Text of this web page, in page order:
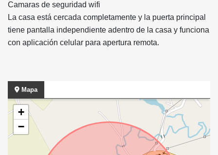
Camaras de seguridad wifi
La casa está cercada completamente y la puerta principal
tiene pantalla independiente adentro de la casa y funciona
con aplicación celular para apertura remota.
Mapa
+
−